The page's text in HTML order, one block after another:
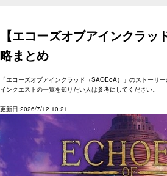
【エコーズオブアインクラッ
略まとめ
「エコーズオブアインクラッド（SAOEoA）」のストーリ
インクエストの一覧を知りたい人は参考にしてください。
更新日:2026/7/12 10:21